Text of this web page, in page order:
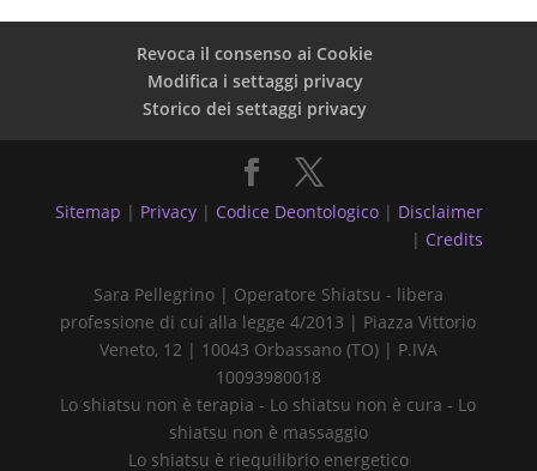
Revoca il consenso ai Cookie
Modifica i settaggi privacy
Storico dei settaggi privacy
Sitemap | Privacy | Codice Deontologico | Disclaimer
| Credits
Sara Pellegrino | Operatore Shiatsu - libera
professione di cui alla legge 4/2013 | Piazza Vittorio
Veneto, 12 | 10043 Orbassano (TO) | P.IVA
10093980018
Lo shiatsu non è terapia - Lo shiatsu non è cura - Lo
shiatsu non è massaggio
Lo shiatsu è riequilibrio energetico